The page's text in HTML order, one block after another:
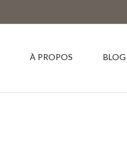
À PROPOS BLOG